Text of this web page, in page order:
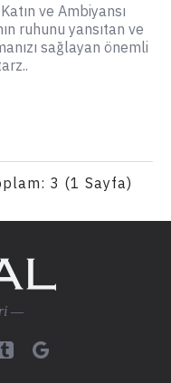
ve Ambiyansı
ruhunu yansıtan ve
sağlayan önemli
3 (1 Sayfa)
—